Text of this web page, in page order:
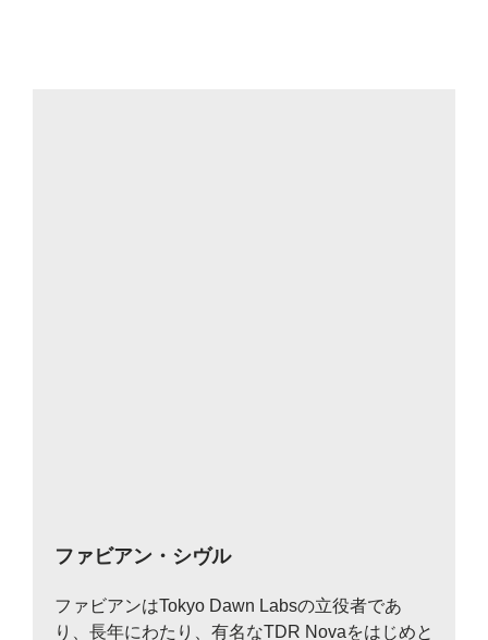
ファビアン・シヴル
ファビアンはTokyo Dawn Labsの立役者であ
り、長年にわたり、有名なTDR Novaをはじめと